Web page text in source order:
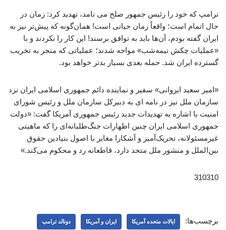
ترامپ که خود را رئیس جمهور صلح می نامد، تهدید کرد: زمان در
حال اتمام است؛ واقعاً زمان حیاتی است! همان‌گونه که پیش‌تر نیز به
ایران گفته بودم، آن‌ها باید به توافق برسند! این کار را نکردند و با
«عملیات چکش نیمه‌شب» مواجه شدند؛ عملیاتی که منجر به تخریب
گسترده ایران شد. حمله بعدی بسیار بدتر خواهد بود.
«امیر سعید ایروانی» سفیر و نماینده دائم جمهوری اسلامی ایران نزد
سازمان ملل نیز در نامه ای به دبیرکل سازمان ملل و رئیس شورای
امنیت با اشاره به تهدیدات جدید رئیس جمهوری آمریکا گفت: «دولت
جمهوری اسلامی ایران چنین اظهارات جنگ‌طلبانه‌ای را که ماهیتی
غیرمسئولانه، تحریک‌آمیز و آشکارا مغایر با اصول بنیادین حقوق
بین‌الملل و منشور ملل متحد دارد، قاطعانه رد و محکوم می‌کند.»
310310
برچسب‌ها: ایالات متحده آمریکا ایران و آمریکا دونالد ترامپ